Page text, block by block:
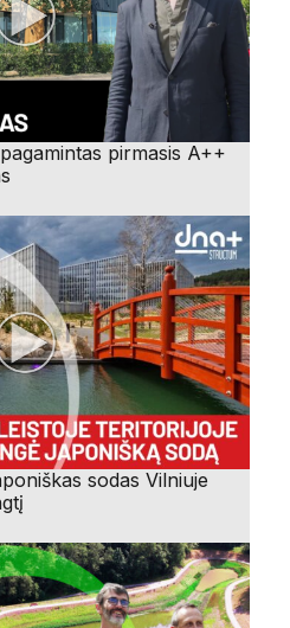
pirmasis A++
sodas Vilniuje